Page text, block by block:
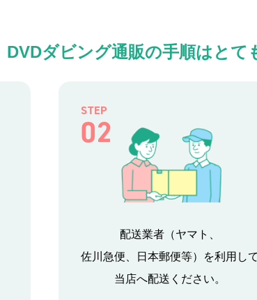
DVDダビング通販の手順は とて
STEP
02
配送業者（ヤマト、
佐川急便、日本郵便等）を利用して
当店へ配送ください。